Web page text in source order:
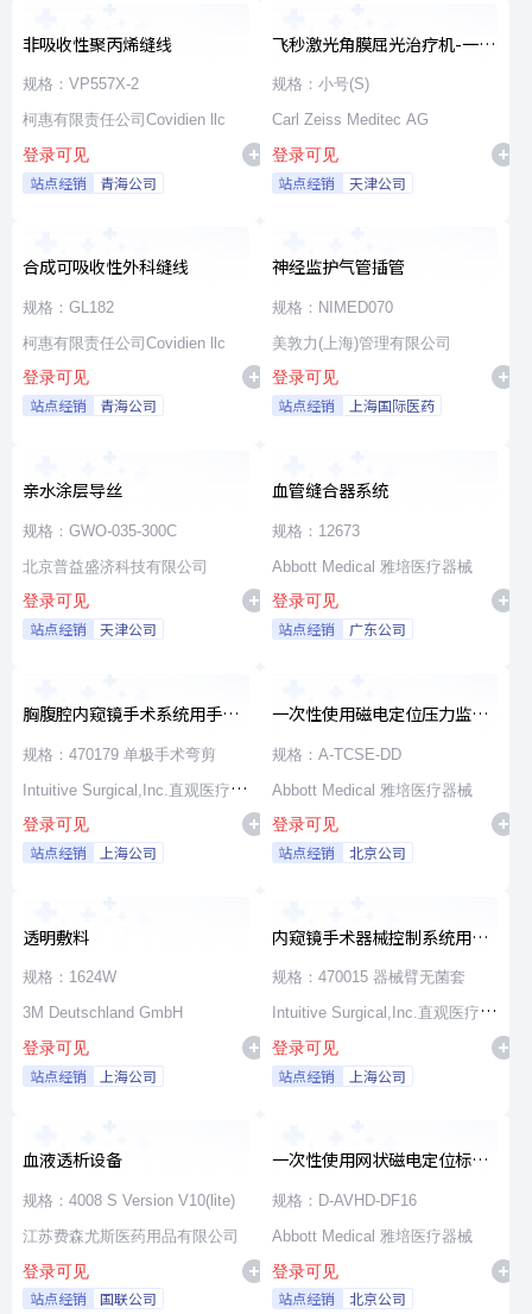
非吸收性聚丙烯缝线
规格：VP557X-2
柯惠有限责任公司Covidien llc
登录可见
站点经销 青海公司
飞秒激光角膜屈光治疗机-一次
性使用无菌治疗包
规格：小号(S)
Carl Zeiss Meditec AG
登录可见
站点经销 天津公司
合成可吸收性外科缝线
规格：GL182
柯惠有限责任公司Covidien llc
登录可见
站点经销 青海公司
神经监护气管插管
规格：NIMED070
美敦力(上海)管理有限公司
登录可见
站点经销 上海国际医药
亲水涂层导丝
规格：GWO-035-300C
北京普益盛济科技有限公司
登录可见
站点经销 天津公司
血管缝合器系统
规格：12673
Abbott Medical 雅培医疗器械
登录可见
站点经销 广东公司
胸腹腔内窥镜手术系统用手术
器械
规格：470179 单极手术弯剪
Intuitive Surgical,Inc.直观医疗公
司
登录可见
站点经销 上海公司
一次性使用磁电定位压力监测
消融导管
规格：A-TCSE-DD
Abbott Medical 雅培医疗器械
登录可见
站点经销 北京公司
透明敷料
规格：1624W
3M Deutschland GmbH
登录可见
站点经销 上海公司
内窥镜手术器械控制系统用无
源器械和附件
规格：470015 器械臂无菌套
Intuitive Surgical,Inc.直观医疗公
司
登录可见
站点经销 上海公司
血液透析设备
规格：4008 S Version V10(lite)
江苏费森尤斯医药用品有限公司
登录可见
站点经销 国联公司
一次性使用网状磁电定位标测
导管
规格：D-AVHD-DF16
Abbott Medical 雅培医疗器械
登录可见
站点经销 北京公司